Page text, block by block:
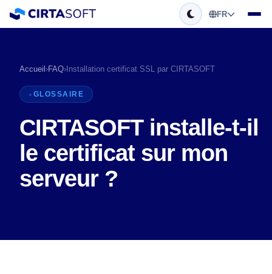
FR
Accueil ›FAQ› Installation certificat SSL par CIRTASOFT
GLOSSAIRE
CIRTASOFT installe-t-il
le certificat sur mon
serveur ?